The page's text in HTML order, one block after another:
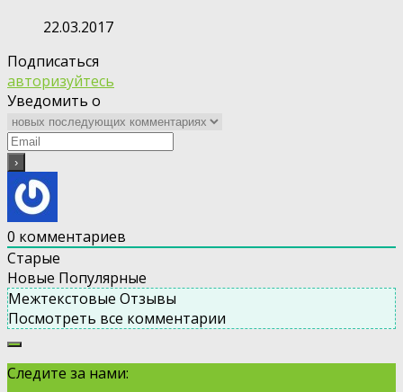
22.03.2017
Подписаться
авторизуйтесь
Уведомить о
0 комментариев
Старые
Новые Популярные
Межтекстовые Отзывы
Посмотреть все комментарии
Следите за нами: